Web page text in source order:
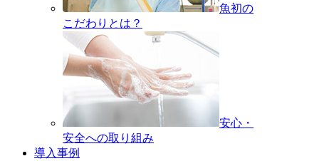
魚初の
こだわりとは？
安心・
安全への取り組み
導入事例